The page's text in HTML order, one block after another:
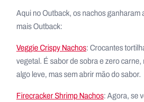
Aqui no Outback, os nachos
mais Outback:
Veggie Crispy Nachos: Crocantes
vegetal. É sabor de sobra e zero
algo leve, mas sem abrir mão do sabor.
Firecracker Shrimp Nachos: Agora, se